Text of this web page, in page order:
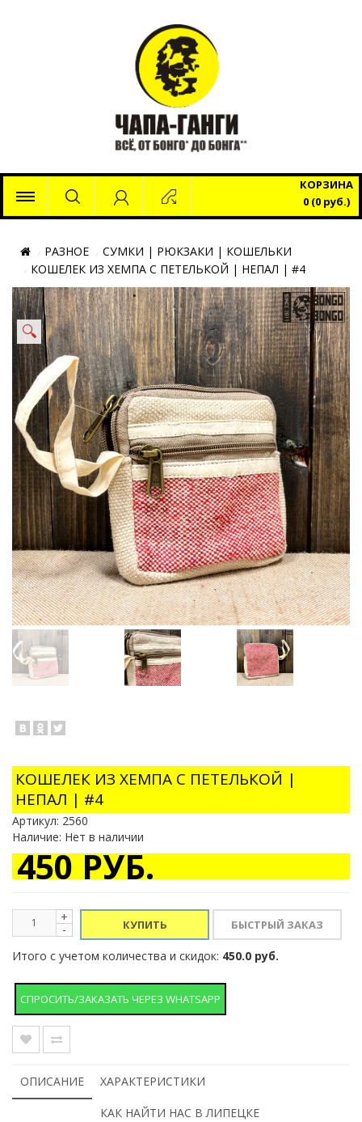
КОРЗИНА
0 (0 руб.)
РАЗНОЕ
СУМКИ | РЮКЗАКИ | КОШЕЛЬКИ
КОШЕЛЕК ИЗ ХЕМПА С ПЕТЕЛЬКОЙ | НЕПАЛ | #4
🔍
КОШЕЛЕК ИЗ ХЕМПА С ПЕТЕЛЬКОЙ |
НЕПАЛ | #4
Артикул: 2560
Наличие: Нет в наличии
450 РУБ.
+
- КУПИТЬ
Итого с учетом количества и скидок: 450.0 руб.
СПРОСИТЬ/ЗАКАЗАТЬ ЧЕРЕЗ WHATSAPP
ОПИСАНИЕ ХАРАКТЕРИСТИКИ
КАК НАЙТИ НАС В ЛИПЕЦКЕ